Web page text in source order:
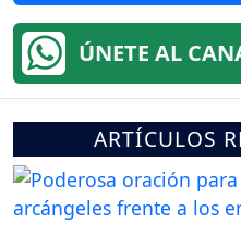
ÚNETE AL
ARTÍCULOS